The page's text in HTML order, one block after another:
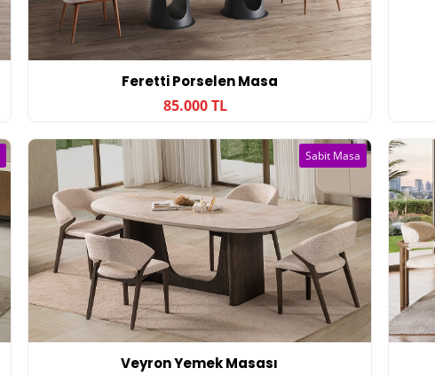
Feretti Porselen Masa
85.000 TL
Veyron Yemek Masası
Sabit Masa